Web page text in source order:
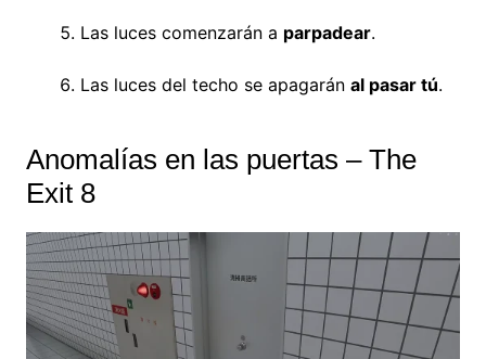
Las luces comenzarán a parpadear.
Las luces del techo se apagarán al pasar tú.
Anomalías en las puertas – The
Exit 8